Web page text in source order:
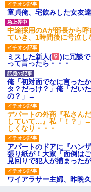
童貞俺、宅飲みした女友
中途採用のAが部長から
ていき、1時間後に号泣
ミスした新人(
)に冗談
って言ったら・・・
俺「初対面でなに言った
タ？だっけ？」俺「だい
の？」→
デパートの外商『私さん
していて…』私「！？」
しくなり・・・
アパートのドアに『ハン
張り紙が！大家「面倒は
見回りで犯人が捕まった
ワイアラサー主婦、昨晩